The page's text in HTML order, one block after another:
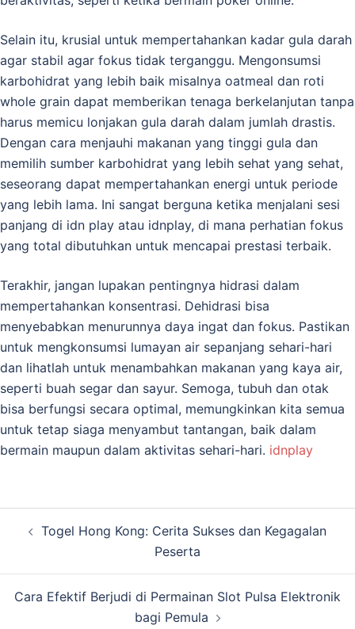
Selain itu, krusial untuk mempertahankan kadar gula darah
agar stabil agar fokus tidak terganggu. Mengonsumsi
karbohidrat yang lebih baik misalnya oatmeal dan roti
whole grain dapat memberikan tenaga berkelanjutan tanpa
harus memicu lonjakan gula darah dalam jumlah drastis.
Dengan cara menjauhi makanan yang tinggi gula dan
memilih sumber karbohidrat yang lebih sehat yang sehat,
seseorang dapat mempertahankan energi untuk periode
yang lebih lama. Ini sangat berguna ketika menjalani sesi
panjang di idn play atau idnplay, di mana perhatian fokus
yang total dibutuhkan untuk mencapai prestasi terbaik.
Terakhir, jangan lupakan pentingnya hidrasi dalam
mempertahankan konsentrasi. Dehidrasi bisa
menyebabkan menurunnya daya ingat dan fokus. Pastikan
untuk mengkonsumsi lumayan air sepanjang sehari-hari
dan lihatlah untuk menambahkan makanan yang kaya air,
seperti buah segar dan sayur. Semoga, tubuh dan otak
bisa berfungsi secara optimal, memungkinkan kita semua
untuk tetap siaga menyambut tantangan, baik dalam
bermain maupun dalam aktivitas sehari-hari. idnplay
navigation
Togel Hong Kong: Cerita Sukses dan Kegagalan
Peserta
Cara Efektif Berjudi di Permainan Slot Pulsa Elektronik
bagi Pemula